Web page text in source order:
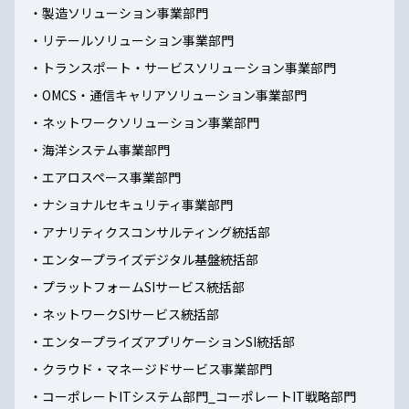
製造ソリューション事業部門
リテールソリューション事業部門
トランスポート・サービスソリューション事業部門
OMCS・通信キャリアソリューション事業部門
ネットワークソリューション事業部門
海洋システム事業部門
エアロスペース事業部門
ナショナルセキュリティ事業部門
アナリティクスコンサルティング統括部
エンタープライズデジタル基盤統括部
プラットフォームSIサービス統括部
ネットワークSIサービス統括部
エンタープライズアプリケーションSI統括部
クラウド・マネージドサービス事業部門
コーポレートITシステム部門_コーポレートIT戦略部門